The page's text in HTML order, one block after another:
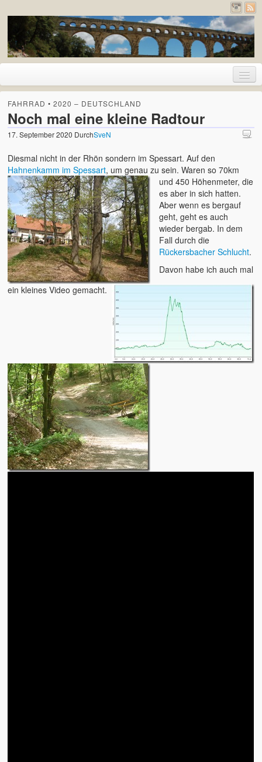
Home
Urlaub
2026 – Pyrenäen (Frankreich und Spanien)
2020 – Deutschland
2019 – Island
2017 – Holland
2017 – London
2016 – Deutschland
2015 – Deutschland
2008 – Australien
Der tägliche Wahnisnn
Fahrrad
Womo 2.0
sven-w.de
FAHRRAD •2020 – DEUTSCHLAND
Noch mal eine kleine Radtour
17. September 2020 DurchSveN
Diesmal nicht in der Rhön sondern im Spessart. Auf den
Hahnenkamm im Spessart, um genau zu sein.Waren so 70km
und 450 Höhenmeter, die
es aber in sich hatten.
Aber wenn es bergauf
geht, geht es auch
wieder bergab. In dem
Fall durch die
Rückersbacher Schlucht.
Davon habe ich auch mal
ein kleines Video gemacht.